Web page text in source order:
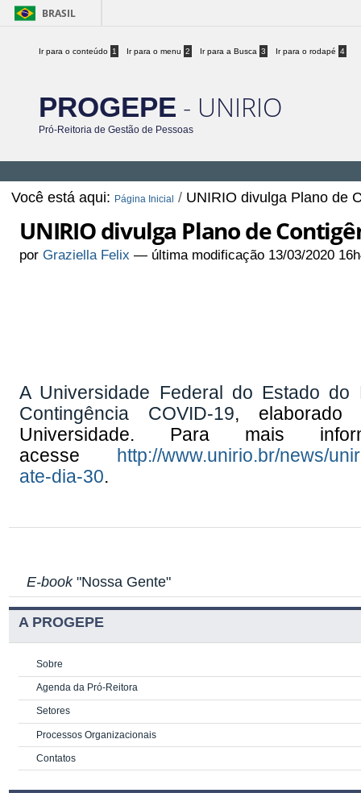
BRASIL
Ir para o conteúdo 1 Ir para o menu 2 Ir para a Busca 3 Ir para o rodapé 4
PROGEPE - UNIRIO
Pró-Reitoria de Gestão de Pessoas
Você está aqui: Página Inicial / UNIRIO divulga Plano de
UNIRIO divulga Plano de
porGraziella Felix — última modificação 13/03/2020
A Universidade Federal do Estado
Contingência COVID-19, elaborado
Universidade. Para mais
acesse
http://www.unirio.br/news/
ate-dia-30.
E-book"Nossa Gente"
A PROGEPE
Sobre
Agenda da Pró-Reitora
Setores
Processos Organizacionais
Contatos